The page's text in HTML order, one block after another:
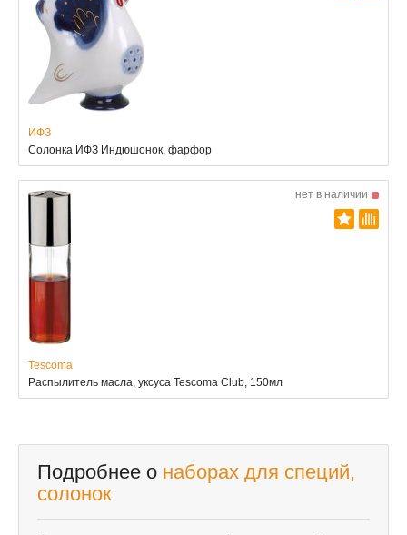
ИФЗ
Солонка ИФЗ Индюшонок, фарфор
нет в наличии
Tescoma
Распылитель масла, уксуса Tescoma Club, 150мл
Подробнее о наборах для специй,
солонок